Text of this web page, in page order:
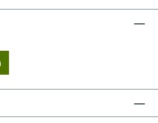
unterlegter Zwei-
mit Druckknopf-
mit
Reißverschlüsse
Öffnungen für
Ausgestattet